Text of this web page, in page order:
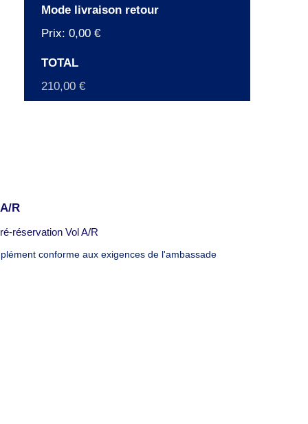
Mode livraison retour
Prix: 0,00 €
TOTAL
210,00 €
R
réservation Vol A/R
conforme aux exigences de l'ambassade